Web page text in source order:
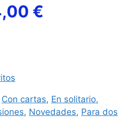
€.
€
14,00 €.
Con cartas, En solitario,
, Novedades, Para dos